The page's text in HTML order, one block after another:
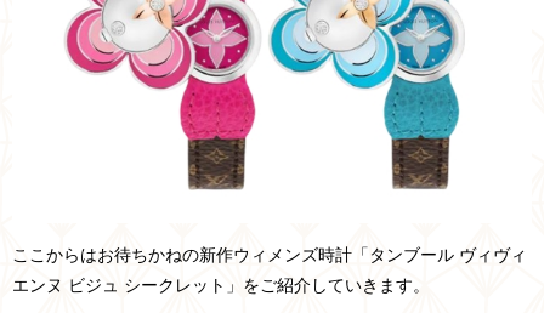
ここからはお待ちかねの新作ウィメンズ時計「タンブール ヴィヴィ
エンヌ ビジュ シークレット」をご紹介していきます。